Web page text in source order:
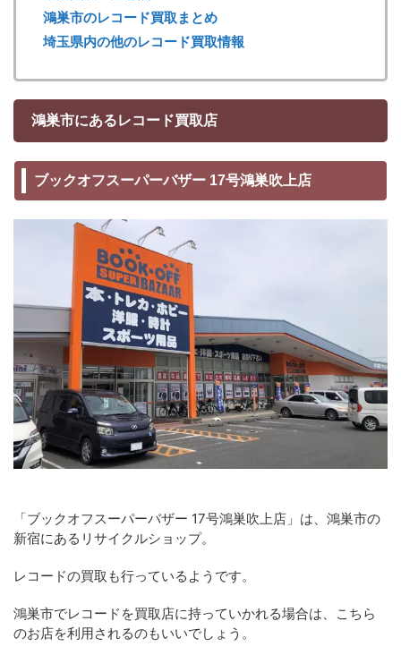
鴻巣市のレコード買取まとめ
埼玉県内の他のレコード買取情報
鴻巣市にあるレコード買取店
ブックオフスーパーバザー 17号鴻巣吹上店
「ブックオフスーパーバザー 17号鴻巣吹上店」は、鴻巣市の
新宿にあるリサイクルショップ。
レコードの買取も行っているようです。
鴻巣市でレコードを買取店に持っていかれる場合は、こちら
のお店を利用されるのもいいでしょう。